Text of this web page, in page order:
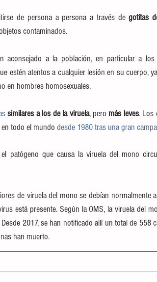
de persona a persona a través de gotitas
contaminados.
aconsejado a la población, en particular a
estén atentos a cualquier lesión en su cuerpo,
en hombres homosexuales.
similares a los de la viruela, pero más leves. Los
todo el mundo desde 1980 tras una gran
patógeno que causa la viruela del mono
de viruela del mono se debían normalmente
está presente. Según la OMS, la viruela del
2017, se han notificado allí un total de 558
han muerto.